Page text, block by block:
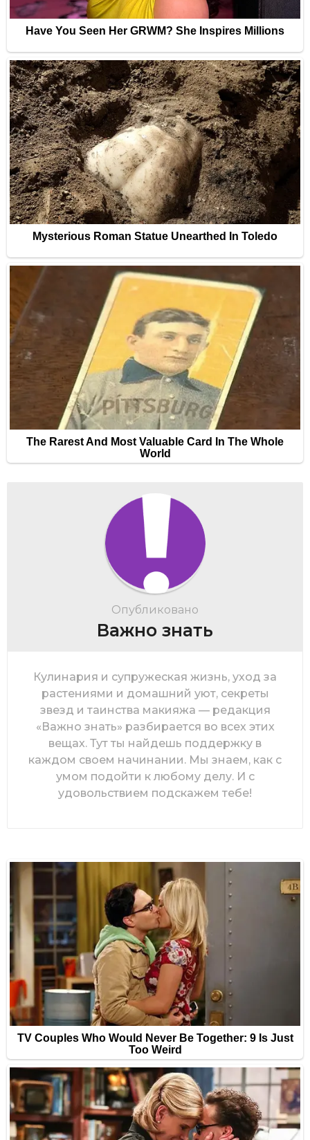
Опубликовано
Важно знать
Кулинария и супружеская жизнь, уход за
растениями и домашний уют, секреты
звезд и таинства макияжа — редакция
«Важно знать» разбирается во всех этих
вещах. Тут ты найдешь поддержку в
каждом своем начинании. Мы знаем, как с
умом подойти к любому делу. И с
удовольствием подскажем тебе!